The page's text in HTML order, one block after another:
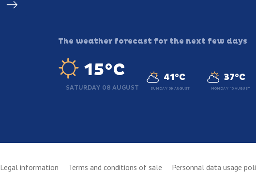
The weather forecast for the next few days
15°C
SATURDAY 08 AUGUST
41°C
SUNDAY 09 AUGUST
37°C
MONDAY 10 AUGUST
Legal information Terms and conditions of sale Personnal data usage